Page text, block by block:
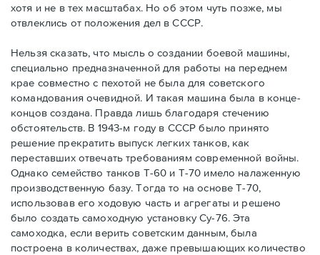
хотя и не в тех масштабах. Но об этом чуть позже, мы
отвлеклись от положения дел в СССР.
Нельзя сказать, что мысль о создании боевой машины,
специально предназначенной для работы на переднем
крае совместно с пехотой не была для советского
командования очевидной. И такая машина была в конце-
концов создана. Правда лишь благодаря стечению
обстоятельств. В 1943-м году в СССР было принято
решение прекратить выпуск легких танков, как
переставших отвечать требованиям современной войны.
Однако семейство танков Т-60 и Т-70 имело налаженную
производственную базу. Тогда то на основе Т-70,
использовав его ходовую часть и агрегаты и решено
было создать самоходную установку Су-76. Эта
самоходка, если верить советским данным, была
построена в количествах, даже превышающих количество